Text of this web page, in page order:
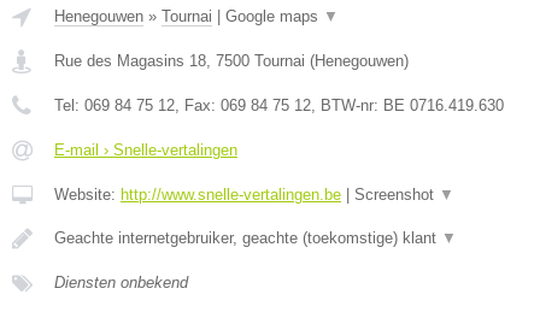
Henegouwen » Tournai Google maps ▼
Rue des Magasins 18, 7500 Tournai (Henegouwen)
Tel: 069 84 75 12, Fax: 069 84 75 12, BTW-nr: BE 0716.419.630
E-mail › Snelle-vertalingen
Website: http://www.snelle-vertalingen.be Screenshot ▼
Geachte internetgebruiker, geachte (toekomstige) klant ▼
Diensten onbekend